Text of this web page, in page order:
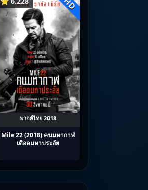
HD
พากย์ไทย 2018
Mile 22 (2018) คนมหากาฬ
เดือดมหาประลัย